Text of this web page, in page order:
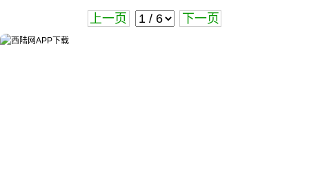
上一页 下一页